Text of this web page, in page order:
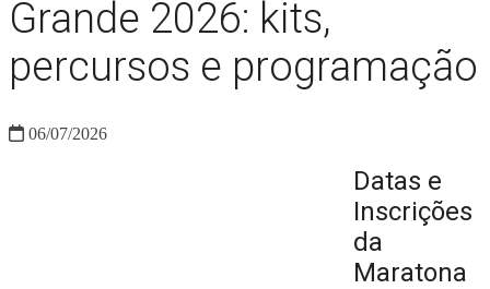
Grande 2026: kits,
percursos e programação
06/07/2026
Datas e
Inscrições
da
Maratona